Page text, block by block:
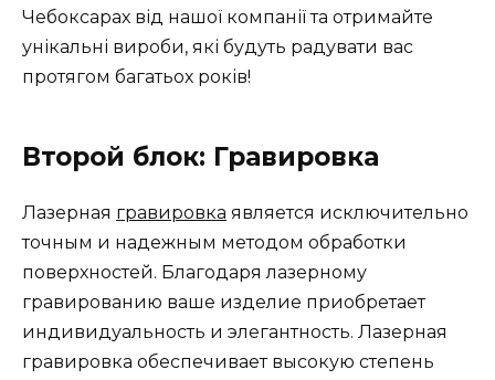
Чебоксарах від нашої компанії та отримайте
унікальні вироби, які будуть радувати вас
протягом багатьох років!
Второй блок: Гравировка
Лазерная гравировка является исключительно
точным и надежным методом обработки
поверхностей. Благодаря лазерному
гравированию ваше изделие приобретает
индивидуальность и элегантность. Лазерная
гравировка обеспечивает высокую степень